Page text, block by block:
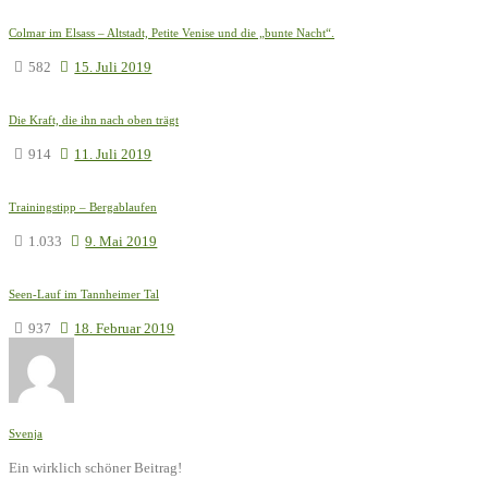
Colmar im Elsass – Altstadt, Petite Venise und die „bunte Nacht“.
582 15. Juli 2019
Die Kraft, die ihn nach oben trägt
914 11. Juli 2019
Trainingstipp – Bergablaufen
1.033 9. Mai 2019
Seen-Lauf im Tannheimer Tal
937 18. Februar 2019
Svenja
Ein wirklich schöner Beitrag!